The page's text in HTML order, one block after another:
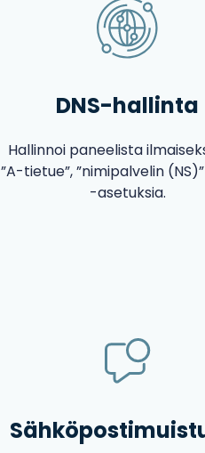
DNS-hallinta
Hallinnoi paneelista
”A-tietue”, ”nimipalvelin (NS)”
-asetuksia.